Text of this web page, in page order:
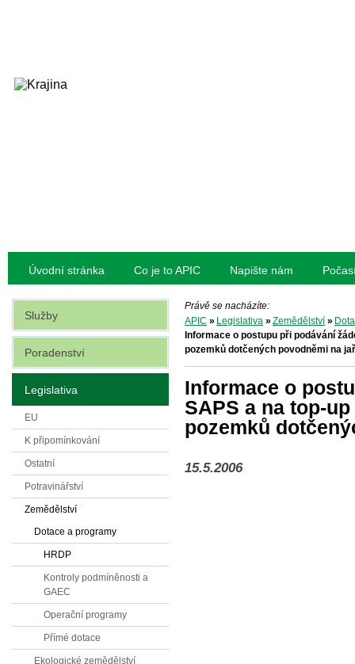
Úvodní stránka Co je to APIC Napište nám
Právě se nacházíte:
APIC » Legislativa » Zemědělství »
Informace o postupu při podávání
pozemků dotčených povodněmi na
Informace o
SAPS a na top-
pozemků
15.5.2006
Služby
Poradenství
Legislativa
EU
K připomínkování
Ostatní
Potravinářství
Zemědělství
Dotace a programy
HRDP
Kontroly podmíněnosti a
GAEC
Operační programy
Přímé dotace
Ekologické zemědělství